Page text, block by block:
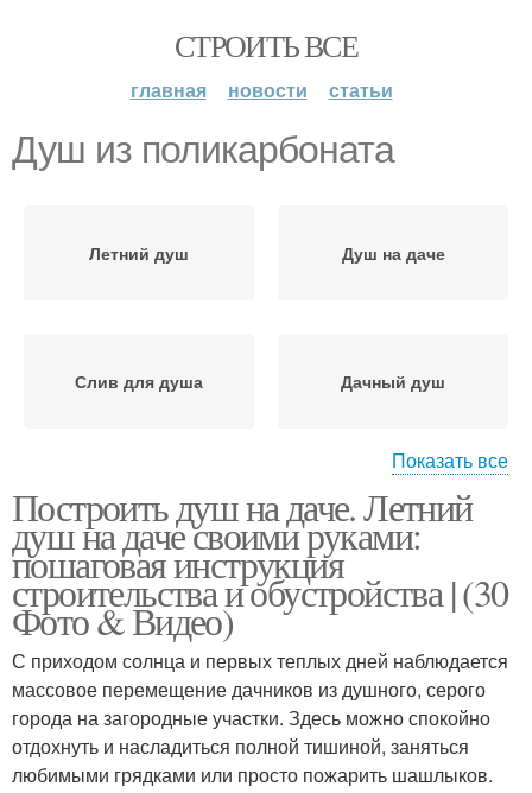
СТРОИТЬ ВСЕ
главная новости статьи
Душ из поликарбоната
Летний душ Душ на даче
Слив для душа Дачный душ
Душ с раздевалкой Уличный душ
Садовый душ
Деревянный душ
Материалы для летнего
душа
Показать все
Построить душ на даче. Летний
душ на даче своими руками:
пошаговая инструкция
строительства и обустройства | (30
Фото & Видео)
С приходом солнца и первых теплых дней наблюдается
массовое перемещение дачников из душного, серого
города на загородные участки. Здесь можно спокойно
отдохнуть и насладиться полной тишиной, заняться
любимыми грядками или просто пожарить шашлыков.